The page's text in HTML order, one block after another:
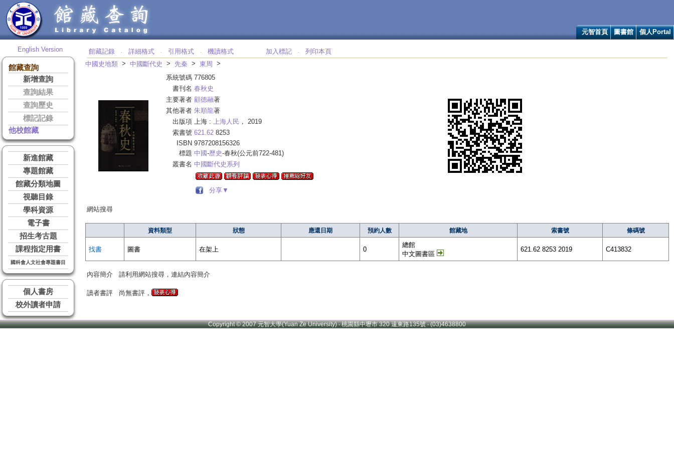
元智首頁 圖書館 個人Portal
English Version
館藏查詢
新增查詢
查詢結果
查詢歷史
標記記錄
他校館藏
新進館藏
專題館藏
館藏分類地圖
視聽目錄
學科資源
電子書
招生考古題
課程指定用書
國科會人文社會專題書目
個人書房
校外讀者申請
館藏記錄 ‧ 詳細格式 ‧ 引用格式 ‧ 機讀格式 加入標記 ‧
列印本頁
中國史地類 > 中國斷代史 > 先秦 > 東周
>
系統號碼 776805
書刊名 春秋史
主要著者 顧德融著
其他著者 朱順龍著
出版項 上海 : 上海人民 ， 2019
索書號 621.62 8253
ISBN 9787208156326
標題 中國-歷史-春秋(公元前722-481)
叢書名 中國斷代史系列
分享▼
網站搜尋
資料類型 狀態 應還日期 預約人數 館藏地 索書號 條碼號
找書 圖書 在架上 0
總館
中文圖書區
621.62 8253 2019 C413832
內容簡介 請利用網站搜尋，連結內容簡介
讀者書評 尚無書評，
Copyright © 2007 元智大學(Yuan Ze University) ‧ 桃園縣中壢市 320 遠東路135號 ‧ (03)4638800